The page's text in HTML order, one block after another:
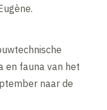
en fauna van het
naar de